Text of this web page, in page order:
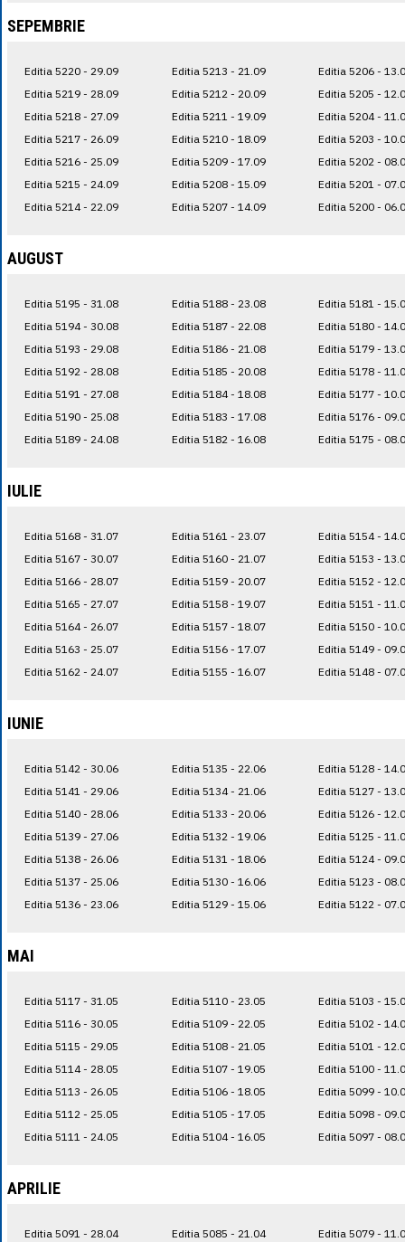
SEPEMBRIE
Editia 5220 - 29.09
Editia 5219 - 28.09
Editia 5218 - 27.09
Editia 5217 - 26.09
Editia 5216 - 25.09
Editia 5215 - 24.09
Editia 5214 - 22.09
Editia 5213 - 21.09
Editia 5212 - 20.09
Editia 5211 - 19.09
Editia 5210 - 18.09
Editia 5209 - 17.09
Editia 5208 - 15.09
Editia 5207 - 14.09
Editia 5206 -
Editia 5205 -
Editia 5204 -
Editia 5203 -
Editia 5202 -
Editia 5201 -
Editia 5200 -
AUGUST
Editia 5195 - 31.08
Editia 5194 - 30.08
Editia 5193 - 29.08
Editia 5192 - 28.08
Editia 5191 - 27.08
Editia 5190 - 25.08
Editia 5189 - 24.08
Editia 5188 - 23.08
Editia 5187 - 22.08
Editia 5186 - 21.08
Editia 5185 - 20.08
Editia 5184 - 18.08
Editia 5183 - 17.08
Editia 5182 - 16.08
Editia 5181 -
Editia 5180 -
Editia 5179 -
Editia 5178 -
Editia 5177 -
Editia 5176 -
Editia 5175 -
IULIE
Editia 5168 - 31.07
Editia 5167 - 30.07
Editia 5166 - 28.07
Editia 5165 - 27.07
Editia 5164 - 26.07
Editia 5163 - 25.07
Editia 5162 - 24.07
Editia 5161 - 23.07
Editia 5160 - 21.07
Editia 5159 - 20.07
Editia 5158 - 19.07
Editia 5157 - 18.07
Editia 5156 - 17.07
Editia 5155 - 16.07
Editia 5154 -
Editia 5153 -
Editia 5152 -
Editia 5151 -
Editia 5150 -
Editia 5149 -
Editia 5148 -
IUNIE
Editia 5142 - 30.06
Editia 5141 - 29.06
Editia 5140 - 28.06
Editia 5139 - 27.06
Editia 5138 - 26.06
Editia 5137 - 25.06
Editia 5136 - 23.06
Editia 5135 - 22.06
Editia 5134 - 21.06
Editia 5133 - 20.06
Editia 5132 - 19.06
Editia 5131 - 18.06
Editia 5130 - 16.06
Editia 5129 - 15.06
Editia 5128 -
Editia 5127 -
Editia 5126 -
Editia 5125 -
Editia 5124 -
Editia 5123 -
Editia 5122 -
MAI
Editia 5117 - 31.05
Editia 5116 - 30.05
Editia 5115 - 29.05
Editia 5114 - 28.05
Editia 5113 - 26.05
Editia 5112 - 25.05
Editia 5111 - 24.05
Editia 5110 - 23.05
Editia 5109 - 22.05
Editia 5108 - 21.05
Editia 5107 - 19.05
Editia 5106 - 18.05
Editia 5105 - 17.05
Editia 5104 - 16.05
Editia 5103 -
Editia 5102 -
Editia 5101 -
Editia 5100 -
Editia 5099 -
Editia 5098 -
Editia 5097 -
APRILIE
Editia 5091 - 28.04 Editia 5085 - 21.04 Editia 5079 -